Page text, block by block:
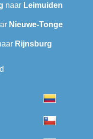
naar Leimuiden
Nieuwe-Tonge
Rijnsburg